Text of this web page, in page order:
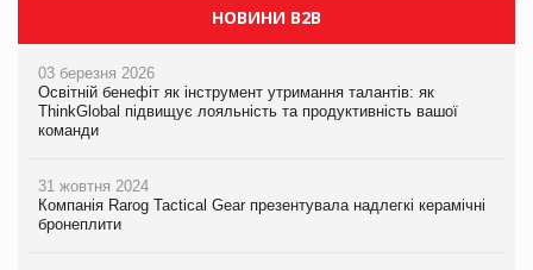
НОВИНИ B2B
03 березня 2026
Освітній бенефіт як інструмент утримання талантів: як
ThinkGlobal підвищує лояльність та продуктивність вашої
команди
31 жовтня 2024
Компанія Rarog Tactical Gear презентувала надлегкі керамічні
бронеплити